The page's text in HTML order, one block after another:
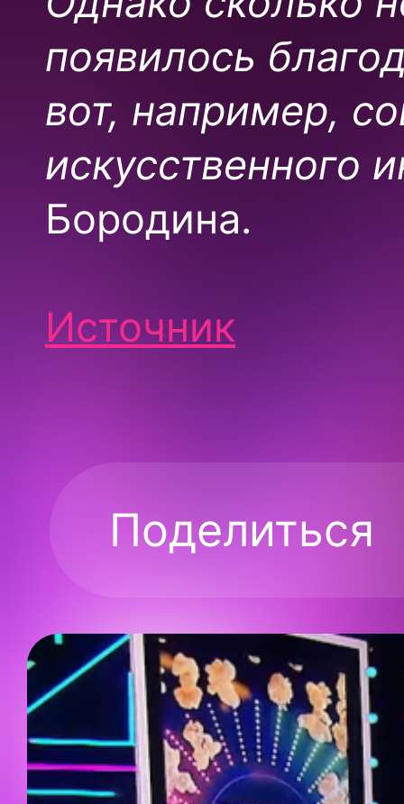
появилось
вот, например,
искусственного
Бородина.
Источник
Поделиться